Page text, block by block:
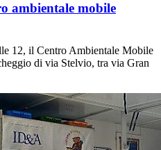
ambientale mobile
12, il Centro Ambientale Mobile
di via Stelvio, tra via Gran